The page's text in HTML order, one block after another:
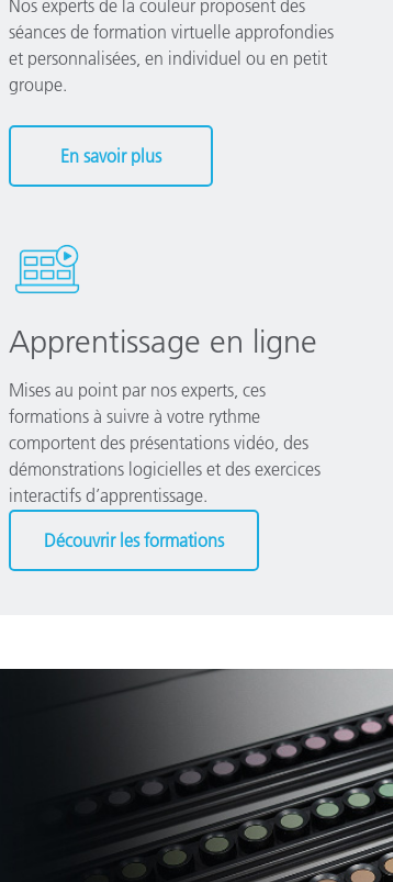
Nos experts de la couleur proposent des
séances de formation virtuelle approfondies
et personnalisées, en individuel ou en petit
groupe.
En savoir plus
Apprentissage en ligne
Mises au point par nos experts, ces
formations à suivre à votre rythme
comportent des présentations vidéo, des
démonstrations logicielles et des exercices
interactifs d’apprentissage.
Découvrir les formations